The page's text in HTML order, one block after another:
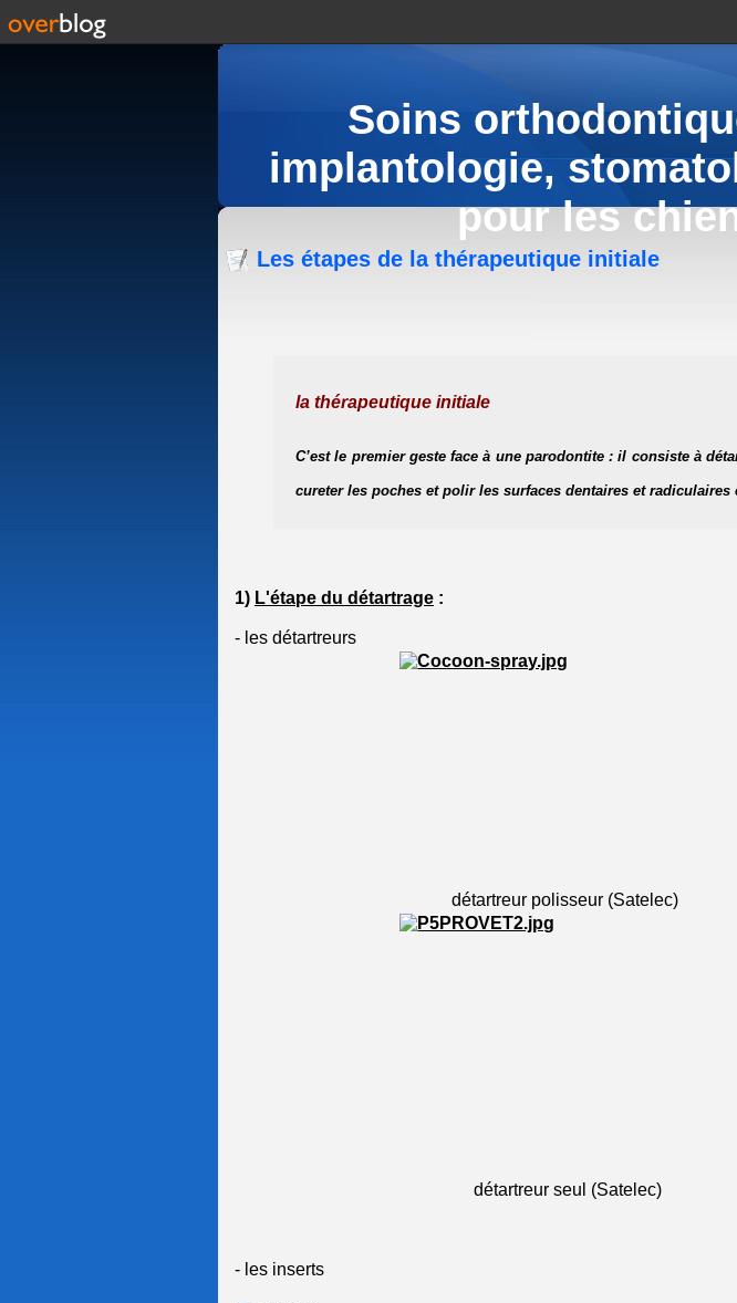
Soins
implantologie,
pour les
Les étapes de la thérapeutique initiale
la thérapeutique initiale
C’est le premier geste face à une parodontite : il consiste à
cureter les poches et polir les surfaces dentaires et radiculaires
1) L'étape du détartrage :
- les détartreurs
détartreur polisseur (Satelec)
détartreur seul (Satelec)
- les inserts